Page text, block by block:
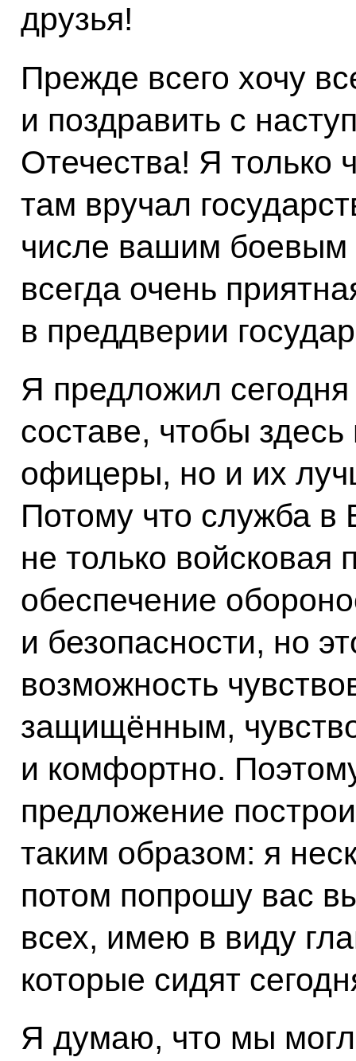
друзья!
Прежде всего хочу
и поздравить с
Отечества! Я только
там вручал
числе вашим боевым
всегда очень
в преддверии
Я предложил сегодня
составе, чтобы
офицеры, но и их
Потому что служба
не только войсковая
обеспечение
и безопасности, но
возможность
защищённым,
и комфортно.
предложение
таким образом: я
потом попрошу вас
всех, имею в виду
которые сидят
Я думаю, что мы